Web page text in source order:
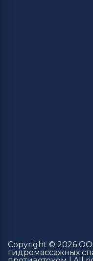
Copyright © 2026
гидромассажных